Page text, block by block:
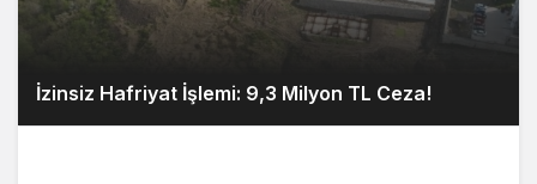
İzinsiz Hafriyat İşlemi: 9,3 Milyon TL Ceza!